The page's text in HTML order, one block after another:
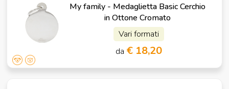
My family - Medaglietta Basic Cerchio
in Ottone Cromato
Vari formati
da € 18,20